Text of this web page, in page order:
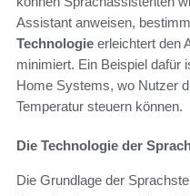
Assistant anweisen,
Technologie erleichtert den
minimiert. Ein Beispiel dafür
Home Systems, wo Nutzer
Temperatur steuern können.
Die Technologie der
Die Grundlage der